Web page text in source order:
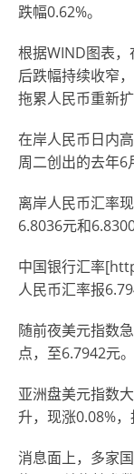
跌幅0.62%。
根据WIND图表
后跌幅持续收窄
拖累人民币重新
在岸人民币日内
周二创出的去年6
离岸人民币汇率
6.8036元和6.8300
中国银行汇率
人民币汇率报
随前夜美元指数
点，至6.7942元。
亚洲盘美元指数
升，现涨0.08%，
消息面上，多家